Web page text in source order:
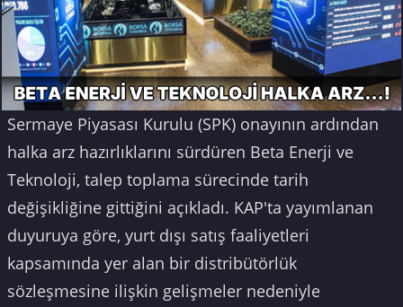
Sermaye Piyasası Kurulu (SPK) onayının ardından
halka arz hazırlıklarını sürdüren Beta Enerji ve
Teknoloji, talep toplama sürecinde tarih
değişikliğine gittiğini açıkladı. KAP'ta yayımlanan
duyuruya göre, yurt dışı satış faaliyetleri
kapsamında yer alan bir distribütörlük
sözleşmesine ilişkin gelişmeler nedeniyle